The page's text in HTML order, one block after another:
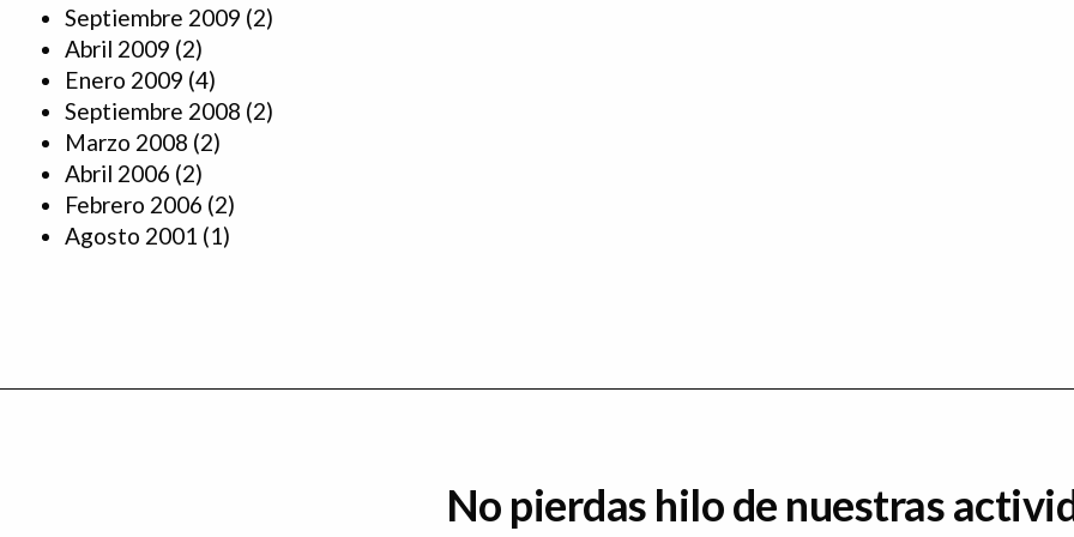
Septiembre 2009 (2)
Abril 2009 (2)
Enero 2009 (4)
Septiembre 2008 (2)
Marzo 2008 (2)
Abril 2006 (2)
Febrero 2006 (2)
Agosto 2001 (1)
No pierdas hilo de nuestras